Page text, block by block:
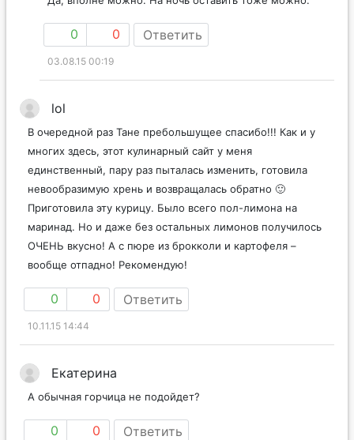
0 0 Ответить
03.08.15 00:19
lol
В очередной раз Тане пребольшущее спасибо!!! Как и у
многих здесь, этот кулинарный сайт у меня
единственный, пару раз пыталась изменить, готовила
невообразимую хрень и возвращалась обратно 🙂
Приготовила эту курицу. Было всего пол-лимона на
маринад. Но и даже без остальных лимонов получилось
ОЧЕНЬ вкусно! А с пюре из брокколи и картофеля –
вообще отпадно! Рекомендую!
0 0 Ответить
10.11.15 14:44
Екатерина
А обычная горчица не подойдет?
0 0 Ответить